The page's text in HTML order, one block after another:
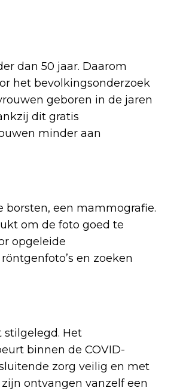
dan 50 jaar. Daarom
het bevolkingsonderzoek
geboren in de jaren
dit gratis
minder aan
borsten, een mammografie.
om de foto goed te
opgeleide
en zoeken
stilgelegd. Het
binnen de COVID-
zorg veilig en met
ontvangen vanzelf een